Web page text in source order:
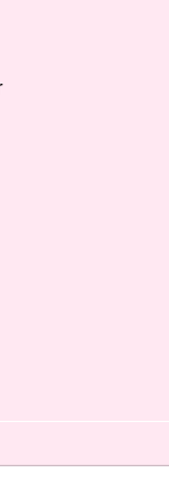
TBG -